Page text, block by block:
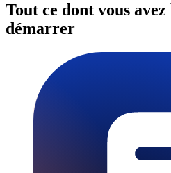
Tout ce dont vous
démarrer